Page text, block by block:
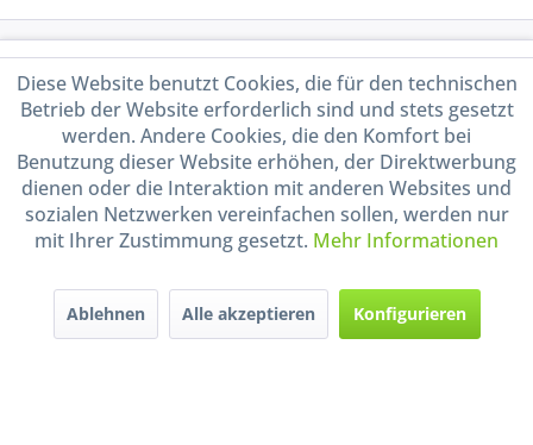
Shop Service
Informationen
Handel mit BIO-Weinen
durch DE-ÖKO-009
Diese Website benutzt Cookies, die für den technischen
Betrieb der Website erforderlich sind und stets gesetzt
werden. Andere Cookies, die den Komfort bei
Benutzung dieser Website erhöhen, der Direktwerbung
dienen oder die Interaktion mit anderen Websites und
sozialen Netzwerken vereinfachen sollen, werden nur
mit Ihrer Zustimmung gesetzt. Mehr Informationen
Ablehnen Alle akzeptieren Konfigurieren